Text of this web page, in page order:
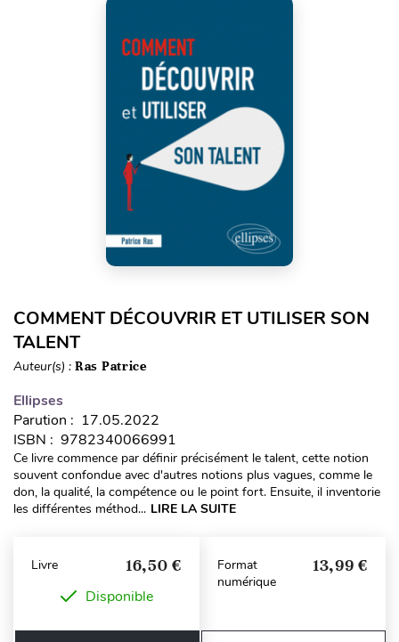
COMMENT DÉCOUVRIR ET UTILISER SON
TALENT
Auteur(s) : Ras Patrice
Ellipses
Parution : 17.05.2022
ISBN : 9782340066991
Ce li­vre com­mence par dé­fi­nir pré­ci­sé­ment le ta­lent, cette no­tion
sou­vent con­fon­due avec d'au­tres no­tions plus va­gues, comme le
don, la qua­li­té, la com­pé­tence ou le point fort. En­suite, il in­ven­to­rie
les dif­fé­ren­tes mé­tho­d... LIRE LA SUITE
Livre 16,50 €
Disponible
Format
numérique
13,99 €